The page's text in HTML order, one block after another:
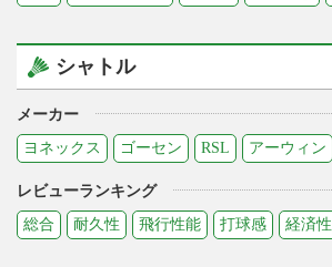
シャトル
メーカー
ヨネックス
ゴーセン RSL アーウィン
レビューランキング
総合
耐久性 飛行性能 打球感 経済性